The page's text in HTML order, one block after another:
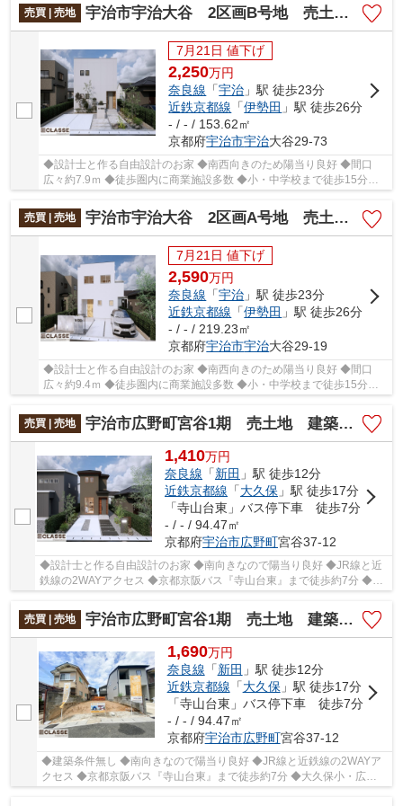
売買 | 売地
宇治市宇治大谷 2区画B号地 売土地 建築条件付き
7月21日 値下げ
2,250万円
奈良線 「宇治 」駅 徒歩23分
近鉄京都線 「伊勢田 」駅 徒歩26分
- / - / 153.62㎡
京都府宇治市宇治大谷29-73
◆設計士と作る自由設計のお家 ◆南西向きのため陽当り良好 ◆間口
広々約7.9ｍ ◆徒歩圏内に商業施設多数 ◆小・中学校まで徒歩15分以
内
売買 | 売地
宇治市宇治大谷 2区画A号地 売土地 建築条件付き
7月21日 値下げ
2,590万円
奈良線 「宇治 」駅 徒歩23分
近鉄京都線 「伊勢田 」駅 徒歩26分
- / - / 219.23㎡
京都府宇治市宇治大谷29-19
◆設計士と作る自由設計のお家 ◆南西向きのため陽当り良好 ◆間口
広々約9.4ｍ ◆徒歩圏内に商業施設多数 ◆小・中学校まで徒歩15分以
売買 | 売地
宇治市広野町宮谷1期 売土地 建築条件付き
1,410万円
奈良線 「新田 」駅 徒歩12分
近鉄京都線 「大久保 」駅 徒歩17分
「寺山台東」バス停下車 徒歩7分
- / - / 94.47㎡
京都府宇治市広野町宮谷37-12
◆設計士と作る自由設計のお家 ◆南向きなので陽当り良好 ◆JR線と近
鉄線の2WAYアクセス ◆京都京阪バス『寺山台東』まで徒歩約7分 ◆大
売買 | 売地
宇治市広野町宮谷1期 売土地 建築条件無し
1,690万円
奈良線 「新田 」駅 徒歩12分
近鉄京都線 「大久保」駅 徒歩17分
「寺山台東」バス停下車 徒歩7分
- / - / 94.47㎡
京都府宇治市広野町宮谷37-12
◆建築条件無し ◆南向きなので陽当り良好 ◆JR線と近鉄線の2WAYア
クセス ◆京都京阪バス『寺山台東』まで徒歩約7分 ◆大久保小・広野